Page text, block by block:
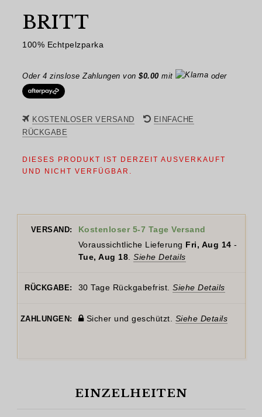
BRITT
100% Echtpelzparka
Oder 4 zinslose Zahlungen von $0.00 mit oder
KOSTENLOSER VERSAND
EINFACHE
RÜCKGABE
DIESES PRODUKT IST DERZEIT AUSVERKAUFT
UND NICHT VERFÜGBAR.
VERSAND:
Kostenloser 5-7 Tage Versand
Voraussichtliche Lieferung Fri, Aug 14 -
Tue, Aug 18 Siehe Details
RÜCKGABE: 30 Tage Rückgabefrist. Siehe Details
ZAHLUNGEN: Sicher und geschützt. Siehe Details
EINZELHEITEN